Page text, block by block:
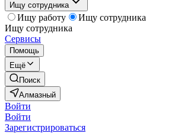
Ищу сотрудника
Ищу работу
Ищу сотрудника
Ищу сотрудника
Сервисы
Помощь
Ещё
Поиск
Алмазный
Войти
Войти
Зарегистрироваться